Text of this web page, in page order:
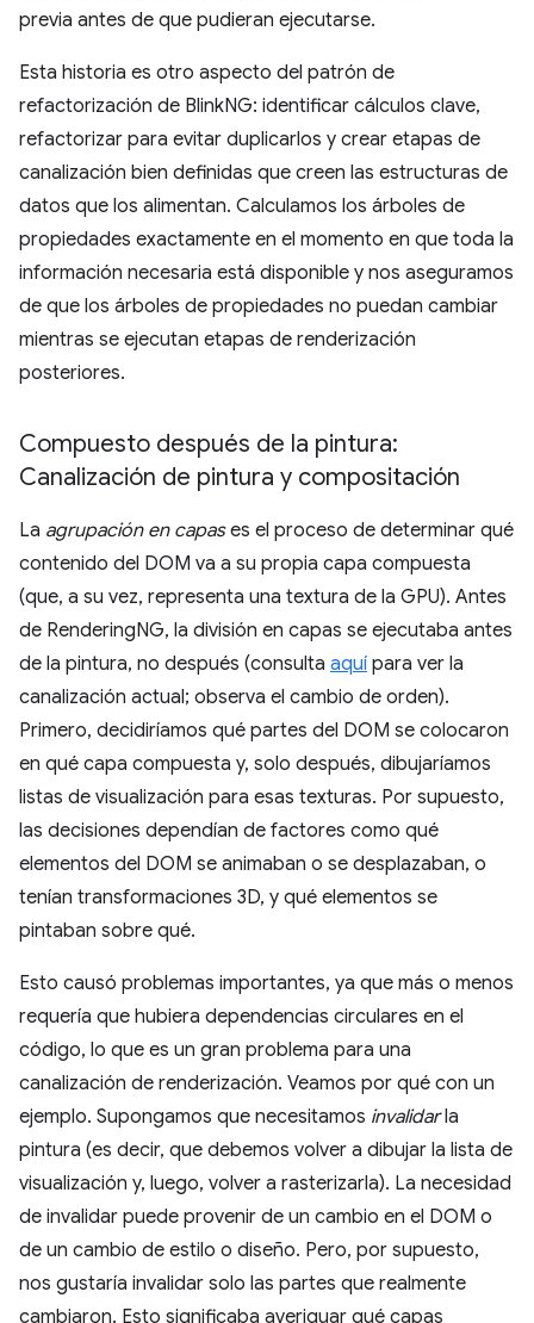
previa antes de que pudieran ejecutarse.
Esta historia es otro aspecto del patrón de
refactorización de BlinkNG: identificar cálculos clave,
refactorizar para evitar duplicarlos y crear etapas de
canalización bien definidas que creen las estructuras de
datos que los alimentan. Calculamos los árboles de
propiedades exactamente en el momento en que toda la
información necesaria está disponible y nos aseguramos
de que los árboles de propiedades no puedan cambiar
mientras se ejecutan etapas de renderización
posteriores.
Compuesto después de la pintura:
Canalización de pintura y compositación
La agrupación en capases el proceso de determinar qué
contenido del DOM va a su propia capa compuesta
(que, a su vez, representa una textura de la GPU). Antes
de RenderingNG, la división en capas se ejecutaba antes
de la pintura, no después (consulta aquí para ver la
canalización actual; observa el cambio de orden).
Primero, decidiríamos qué partes del DOM se colocaron
en qué capa compuesta y, solo después, dibujaríamos
listas de visualización para esas texturas. Por supuesto,
las decisiones dependían de factores como qué
elementos del DOM se animaban o se desplazaban, o
tenían transformaciones 3D, y qué elementos se
pintaban sobre qué.
Esto causó problemas importantes, ya que más o menos
requería que hubiera dependencias circulares en el
código, lo que es un gran problema para una
canalización de renderización. Veamos por qué con un
ejemplo. Supongamos que necesitamos invalidarla
pintura (es decir, que debemos volver a dibujar la lista de
visualización y, luego, volver a rasterizarla). La necesidad
de invalidar puede provenir de un cambio en el DOM o
de un cambio de estilo o diseño. Pero, por supuesto,
nos gustaría invalidar solo las partes que realmente
cambiaron. Esto significaba averiguar qué capas